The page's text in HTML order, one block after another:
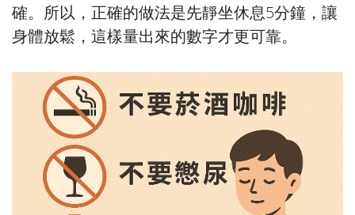
確。所以，正確的做法是先靜坐休息5分鐘，讓
身體放鬆，這樣量出來的數字才更可靠。